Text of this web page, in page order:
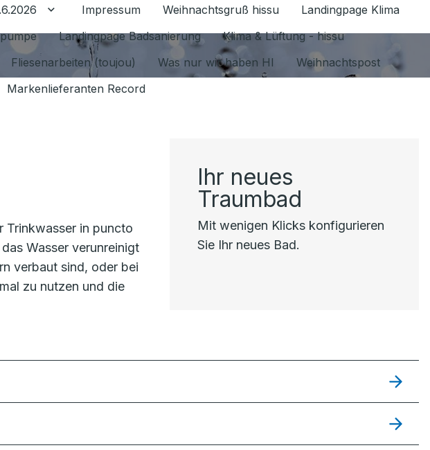
umschalten
Untermenü für Datenschutz 1.6.2026 umschalten
Impressum Weihnachtsgruß hissu
Landingpage Klima
Landingpage Badsanierung
Klima & Lüftung - hissu
Fliesenarbeiten (toujou) Was nur wir haben HI
Weihnachtspost
Markenlieferanten Record
Trinkwasser in puncto
Wasser verunreinigt
verbaut sind, oder bei
zu nutzen und die
Ihr neues
Traumbad
Mit wenigen Klicks konfigurieren
Sie Ihr neues Bad.